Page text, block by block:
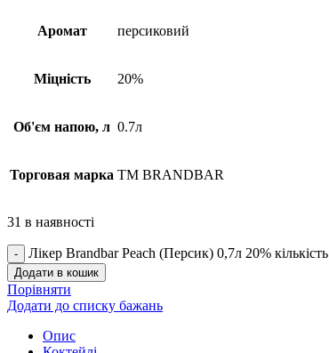
Аромат персиковий
Міцність 20%
Об'єм напою, л 0.7л
Торговая марка TM BRANDBAR
31 в наявності
Лікер Brandbar Peach (Персик) 0,7л 20% кількість
Додати в кошик
Порівняти
Додати до списку бажань
Опис